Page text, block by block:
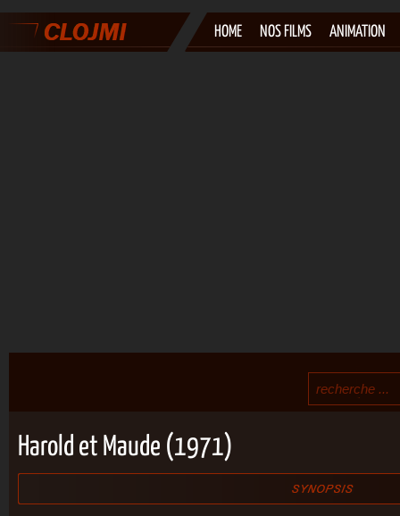
HOME NOS FILMS ANIMATION
Harold et Maude (1971)